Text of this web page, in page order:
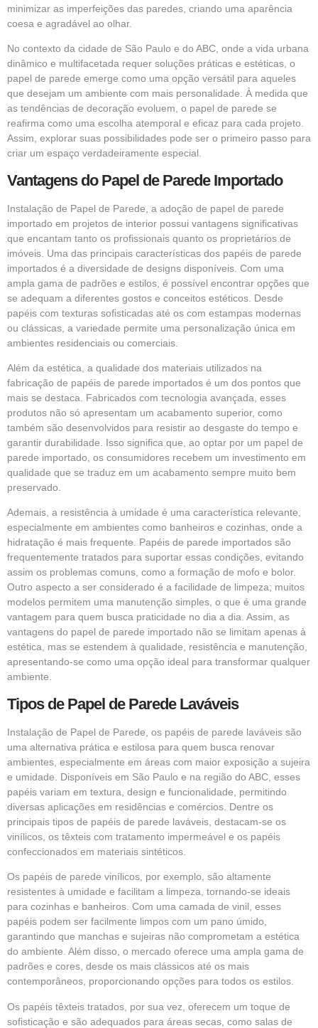
minimizar as imperfeições das paredes, criando uma aparência
coesa e agradável ao olhar.
No contexto da cidade de São Paulo e do ABC, onde a vida urbana
dinâmico e multifacetada requer soluções práticas e estéticas, o
papel de parede emerge como uma opção versátil para aqueles
que desejam um ambiente com mais personalidade. À medida que
as tendências de decoração evoluem, o papel de parede se
reafirma como uma escolha atemporal e eficaz para cada projeto.
Assim, explorar suas possibilidades pode ser o primeiro passo para
criar um espaço verdadeiramente especial.
Vantagens do Papel de Parede Importado
Instalação de Papel de Parede, a adoção de papel de parede
importado em projetos de interior possui vantagens significativas
que encantam tanto os profissionais quanto os proprietários de
imóveis. Uma das principais características dos papéis de parede
importados é a diversidade de designs disponíveis. Com uma
ampla gama de padrões e estilos, é possível encontrar opções que
se adequam a diferentes gostos e conceitos estéticos. Desde
papéis com texturas sofisticadas até os com estampas modernas
ou clássicas, a variedade permite uma personalização única em
ambientes residenciais ou comerciais.
Além da estética, a qualidade dos materiais utilizados na
fabricação de papéis de parede importados é um dos pontos que
mais se destaca. Fabricados com tecnologia avançada, esses
produtos não só apresentam um acabamento superior, como
também são desenvolvidos para resistir ao desgaste do tempo e
garantir durabilidade. Isso significa que, ao optar por um papel de
parede importado, os consumidores recebem um investimento em
qualidade que se traduz em um acabamento sempre muito bem
preservado.
Ademais, a resistência à umidade é uma característica relevante,
especialmente em ambientes como banheiros e cozinhas, onde a
hidratação é mais frequente. Papéis de parede importados são
frequentemente tratados para suportar essas condições, evitando
assim os problemas comuns, como a formação de mofo e bolor.
Outro aspecto a ser considerado é a facilidade de limpeza; muitos
modelos permitem uma manutenção simples, o que é uma grande
vantagem para quem busca praticidade no dia a dia. Assim, as
vantagens do papel de parede importado não se limitam apenas à
estética, mas se estendem à qualidade, resistência e manutenção,
apresentando-se como uma opção ideal para transformar qualquer
ambiente.
Tipos de Papel de Parede Laváveis
Instalação de Papel de Parede, os papéis de parede laváveis são
uma alternativa prática e estilosa para quem busca renovar
ambientes, especialmente em áreas com maior exposição a sujeira
e umidade. Disponíveis em São Paulo e na região do ABC, esses
papéis variam em textura, design e funcionalidade, permitindo
diversas aplicações em residências e comércios. Dentre os
principais tipos de papéis de parede laváveis, destacam-se os
vinílicos, os têxteis com tratamento impermeável e os papéis
confeccionados em materiais sintéticos.
Os papéis de parede vinílicos, por exemplo, são altamente
resistentes à umidade e facilitam a limpeza, tornando-se ideais
para cozinhas e banheiros. Com uma camada de vinil, esses
papéis podem ser facilmente limpos com um pano úmido,
garantindo que manchas e sujeiras não comprometam a estética
do ambiente. Além disso, o mercado oferece uma ampla gama de
padrões e cores, desde os mais clássicos até os mais
contemporâneos, proporcionando opções para todos os estilos.
Os papéis têxteis tratados, por sua vez, oferecem um toque de
sofisticação e são adequados para áreas secas, como salas de